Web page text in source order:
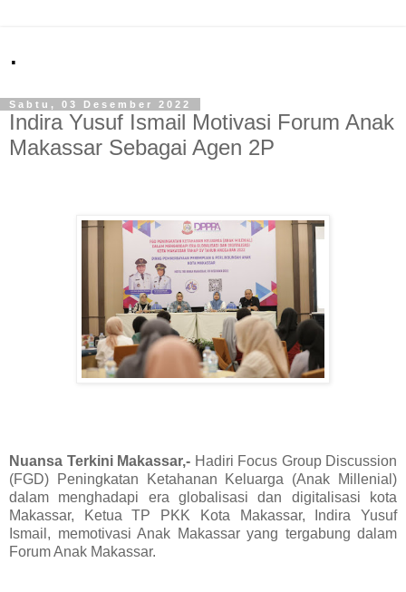
.
Sabtu, 03 Desember 2022
Indira Yusuf Ismail Motivasi Forum Anak
Makassar Sebagai Agen 2P
Nuansa Terkini Makassar,- Hadiri Focus Group Discussion
(FGD) Peningkatan Ketahanan Keluarga (Anak Millenial)
dalam menghadapi era globalisasi dan digitalisasi kota
Makassar, Ketua TP PKK Kota Makassar, Indira Yusuf
Ismail, memotivasi Anak Makassar yang tergabung dalam
Forum Anak Makassar.